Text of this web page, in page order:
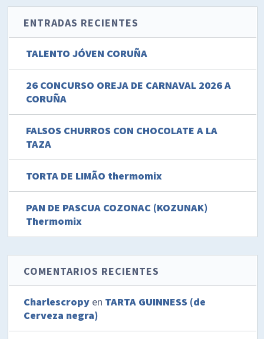
ENTRADAS RECIENTES
TALENTO JÓVEN CORUÑA
26 CONCURSO OREJA DE CARNAVAL 2026 A
CORUÑA
FALSOS CHURROS CON CHOCOLATE A LA
TAZA
TORTA DE LIMÃO thermomix
PAN DE PASCUA COZONAC (KOZUNAK)
Thermomix
COMENTARIOS RECIENTES
Charlescropy en TARTA GUINNESS (de
Cerveza negra)